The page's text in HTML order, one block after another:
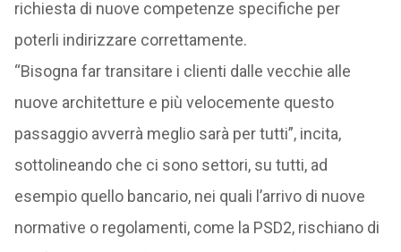
richiesta di nuove competenze specifiche per
poterli indirizzare correttamente.
“Bisogna far transitare i clienti dalle vecchie alle
nuove architetture e più velocemente questo
passaggio avverrà meglio sarà per tutti”, incita,
sottolineando che ci sono settori, su tutti, ad
esempio quello bancario, nei quali l’arrivo di nuove
normative o regolamenti, come la PSD2, rischiano di